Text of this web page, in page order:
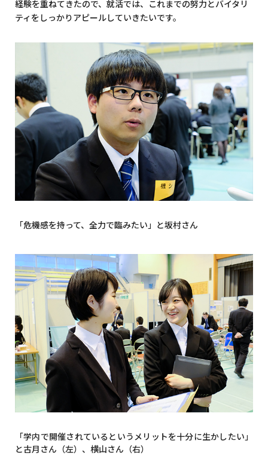
経験を重ねてきたので、就活では、これまでの努力とバイタリ
ティをしっかりアピールしていきたいです。
「危機感を持って、全力で臨みたい」と坂村さん
「学内で開催されているというメリットを十分に生かしたい」
と古月さん（左）、横山さん（右）